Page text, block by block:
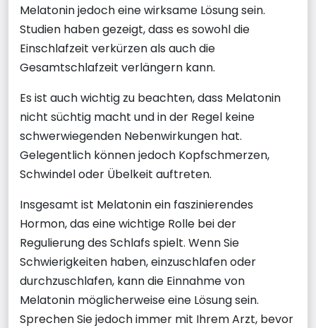
Melatonin jedoch eine wirksame Lösung sein.
Studien haben gezeigt, dass es sowohl die
Einschlafzeit verkürzen als auch die
Gesamtschlafzeit verlängern kann.
Es ist auch wichtig zu beachten, dass Melatonin
nicht süchtig macht und in der Regel keine
schwerwiegenden Nebenwirkungen hat.
Gelegentlich können jedoch Kopfschmerzen,
Schwindel oder Übelkeit auftreten.
Insgesamt ist Melatonin ein faszinierendes
Hormon, das eine wichtige Rolle bei der
Regulierung des Schlafs spielt. Wenn Sie
Schwierigkeiten haben, einzuschlafen oder
durchzuschlafen, kann die Einnahme von
Melatonin möglicherweise eine Lösung sein.
Sprechen Sie jedoch immer mit Ihrem Arzt, bevor